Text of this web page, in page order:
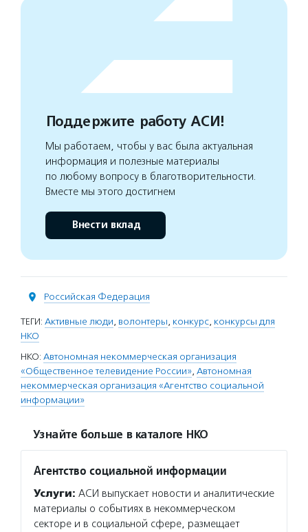
Поддержите работу АСИ!
Мы работаем, чтобы у вас была актуальная
информация и полезные материалы
по любому вопросу в благотворительности.
Вместе мы этого достигнем
Внести вклад
Российская Федерация
ТЕГИ: Активные люди, волонтеры, конкурс, конкурсы для
НКО
НКО: Автономная некоммерческая организация
«Общественное телевидение России», Автономная
некоммерческая организация «Агентство социальной
информации»
Узнайте больше в каталоге НКО
Агентство социальной информации
Услуги: АСИ выпускает новости и аналитические
материалы о событиях в некоммерческом
секторе и в социальной сфере, размещает